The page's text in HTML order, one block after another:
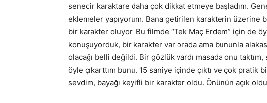
senedir karaktare daha çok dikkat etmeye başladım.
eklemeler yapıyorum. Bana getirilen karakterin üzerine
bir karakter oluyor. Bu filmde “Tek Maç Erdem” için de
konuşuyorduk, bir karakter var orada ama bununla
olacağı belli değildi. Bir gözlük vardı masada onu
öyle çıkarttım bunu. 15 saniye içinde çıktı ve çok pratik
sevdim, bayağı keyifli bir karakter oldu. Önünün açık